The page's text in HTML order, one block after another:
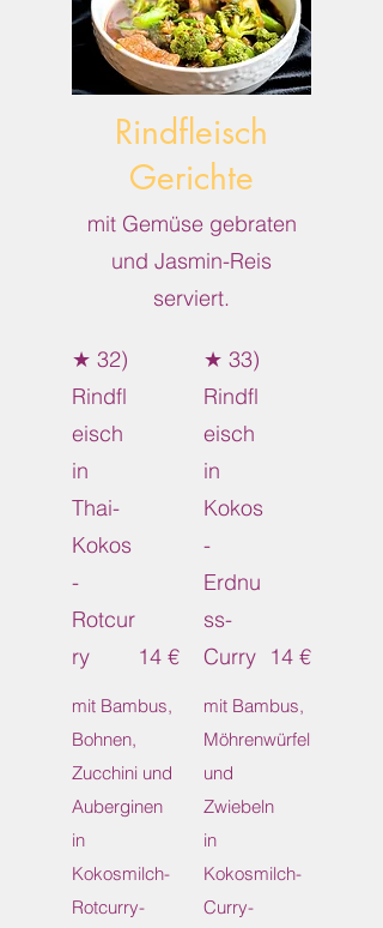
Rindfleisch
Gerichte
mit Gemüse gebraten
und Jasmin-Reis
serviert.
★ 32)
Rindfl
eisch
in
Thai-
Kokos
-
Rotcur
ry
mit Bambus,
Bohnen,
Zucchini und
Auberginen
in
Kokosmilch-
Rotcurry-
14 €
★ 33)
Rindfl
eisch
in
Kokos
-
Erdnu
ss-
Curry
mit Bambus,
Möhrenwürfel
und
Zwiebeln
in
Kokosmilch-
Curry-
14 €